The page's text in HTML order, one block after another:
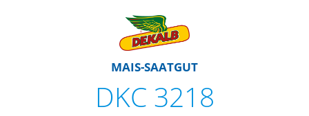
MAIS-SAATGUT
DKC 3218